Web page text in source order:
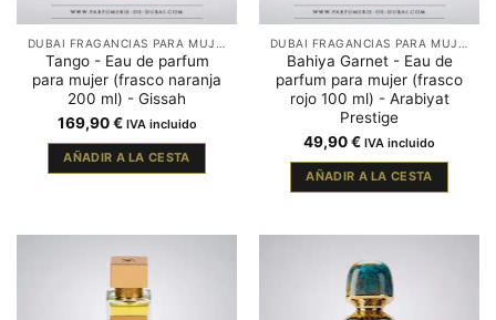
Tango - Eau de parfum
para mujer (frasco naranja
200 ml) - Gissah
169,90€ IVA incluido
AÑADIR A LA CESTA
Bahiya Garnet - Eau de
parfum para mujer (frasco
rojo 100 ml) - Arabiyat
Prestige
49,90€ IVA incluido
AÑADIR A LA CESTA